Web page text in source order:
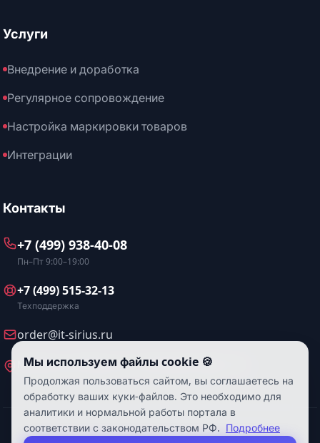
Услуги
Внедрение и доработка
Регулярное сопровождение
Настройка маркировки товаров
Интеграции
Контакты
+7 (499) 938-40-08
Пн–Пт 9:00–19:00
+7 (499) 515-32-13
Техподдержка
order@it-sirius.ru
Москва, ул. Искры, д. 31, БЦ Искра, офис 114
© ООО "Сириус" 2026. Все права защищены.
Мы используем файлы cookie 🍪
Продолжая пользоваться сайтом, вы соглашаетесь на
обработку ваших куки-файлов. Это необходимо для
аналитики и нормальной работы портала в
соответствии с законодательством РФ. Подробнее